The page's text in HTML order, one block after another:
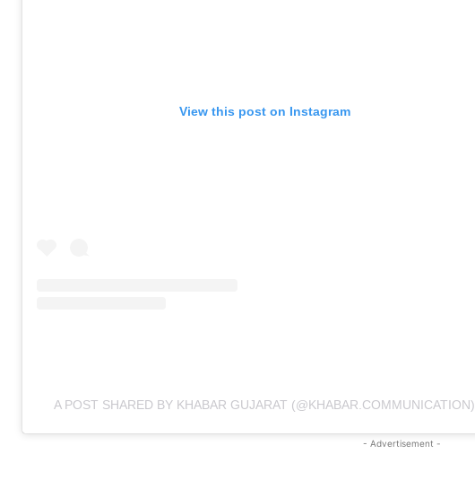
View this post on Instagram
A POST SHARED BY KHABAR GUJARAT (@KHABAR.COMMUNICATION)
- Advertisement -